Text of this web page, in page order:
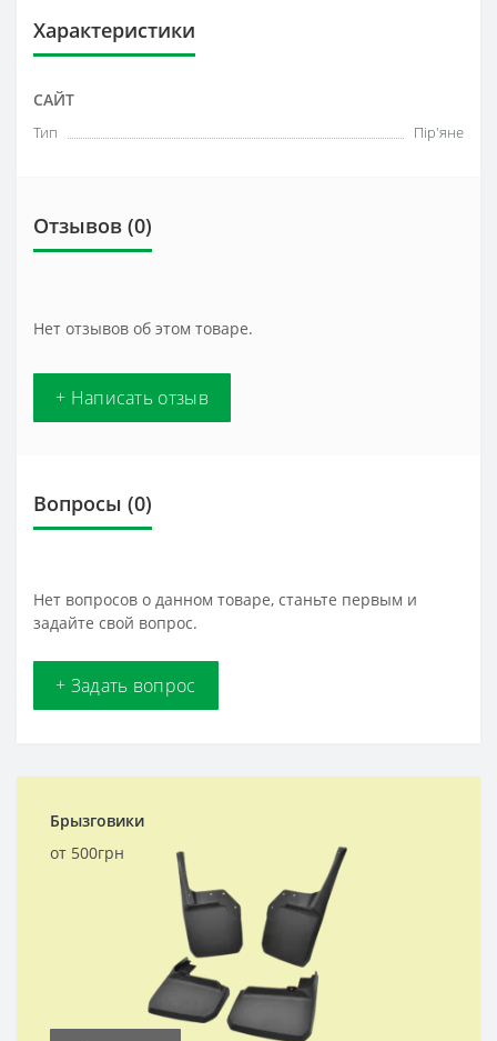
Характеристики
САЙТ
Тип Пір'яне
Отзывов (0)
Нет отзывов об этом товаре.
+ Написать отзыв
Вопросы (0)
Нет вопросов о данном товаре, станьте первым и
задайте свой вопрос.
+ Задать вопрос
Брызговики
от 500грн